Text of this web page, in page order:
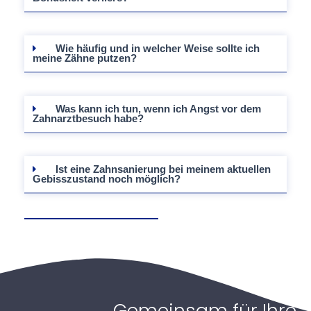
Wie häufig und in welcher Weise sollte ich
meine Zähne putzen?
Was kann ich tun, wenn ich Angst vor dem
Zahnarztbesuch habe?
Ist eine Zahnsanierung bei meinem aktuellen
Gebisszustand noch möglich?